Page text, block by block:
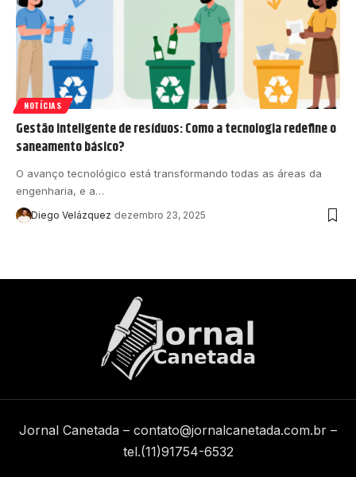
NOTÍCIAS
Gestão inteligente de resíduos: Como a tecnologia redefine o
saneamento básico?
O avanço tecnológico está transformando todas as áreas da
engenharia, e a…
Diego Velázquez dezembro 23, 2025
Jornal Canetada – contato@jornalcanetada.com.br –
tel.(11)91754-6532